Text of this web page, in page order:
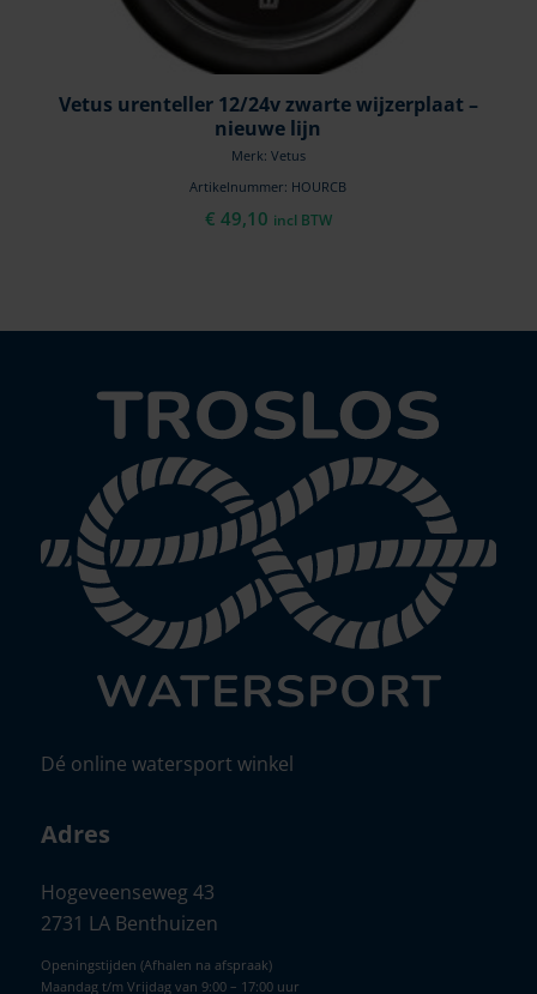
Vetus urenteller 12/24v zwarte wijzerplaat –
nieuwe lijn
Merk: Vetus
Artikelnummer: HOURCB
€ 49,10 incl BTW
Dé online watersport winkel
Adres
Hogeveenseweg 43
2731 LA Benthuizen
Openingstijden (Afhalen na afspraak)
Maandag t/m Vrijdag van 9:00 – 17:00 uur